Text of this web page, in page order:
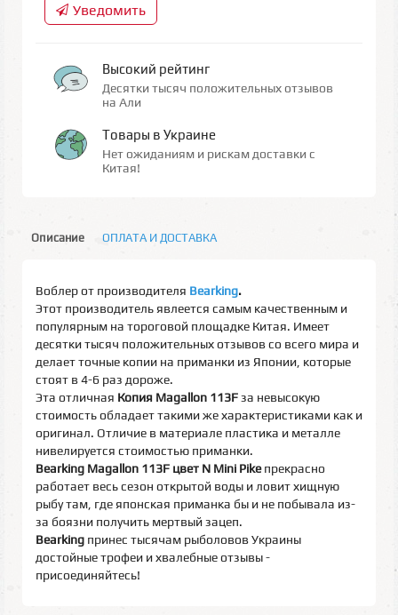
Уведомить
Высокий рейтинг
Десятки тысяч положительных отзывов
на Али
Товары в Украине
Нет ожиданиям и рискам доставки с
Китая!
Описание ОПЛАТА И ДОСТАВКА
Воблер от производителя Bearking.
Этот производитель явлеется самым качественным и
популярным на тороговой площадке Китая. Имеет
десятки тысяч положительных отзывов со всего мира и
делает точные копии на приманки из Японии, которые
стоят в 4-6 раз дороже.
Эта отличная Копия Magallon 113Fза невысокую
стоимость обладает такими же характеристиками как и
оригинал. Отличие в материале пластика и металле
нивелируется стоимостью приманки.
Bearking Magallon 113F цвет N Mini Pikeпрекрасно
работает весь сезон открытой воды и ловит хищную
рыбу там, где японская приманка бы и не побывала из-
за боязни получить мертвый зацеп.
Bearking принес тысячам рыболовов Украины
достойные трофеи и хвалебные отзывы -
присоединяйтесь!